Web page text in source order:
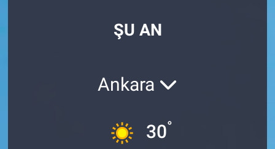
ŞU AN
Ankara
30°